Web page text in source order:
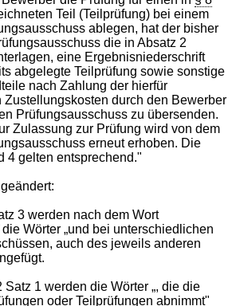
Teil (Teilprüfung) bei einem
ablegen, hat der bisher
die in Absatz 2
eine Ergebnisniederschrift
abgelegte Teilprüfung sowie sonstige
nach Zahlung der hierfür
Zustellungskosten durch den Bewerber
Prüfungsausschuss zu übersenden.
Zulassung zur Prüfung wird von dem
erneut erhoben. Die
4 gelten entsprechend."
3 werden nach dem Wort
Wörter „und bei unterschiedlichen
auch des jeweils anderen
Satz 1 werden die Wörter „, die die
oder Teilprüfungen abnimmt"